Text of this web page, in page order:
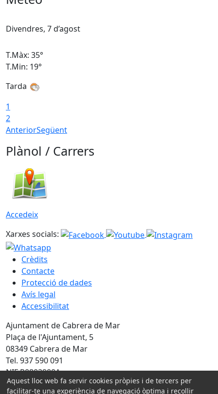
Divendres, 7 d’agost
T.Màx: 35°
T.Min: 19°
Tarda
1
2
AnteriorSegüent
Plànol / Carrers
Accedeix
Xarxes socials:
Crèdits
Contacte
Protecció de dades
Avís legal
Accessibilitat
Ajuntament de Cabrera de Mar
Plaça de l'Ajuntament, 5
08349 Cabrera de Mar
Tel. 937 590 091
NIF P0802900A
Amb la col·laboració de:
Aquest lloc web fa servir cookies pròpies i de tercers per
facilitar-te una experiència de navegació òptima i recollir